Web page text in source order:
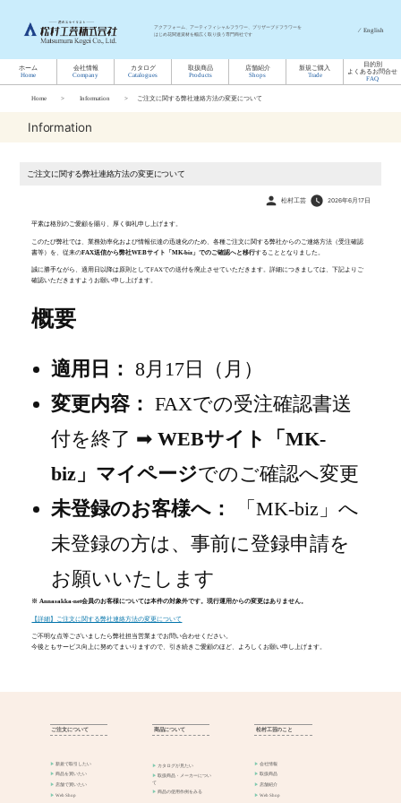
アクアフォーム、アーティフィシャルフラワー、プリザーブドフラワーを
はじめ花関連資材を幅広く取り扱う専門商社です
⁄ English
ホーム
Home
会社情報
Company
カタログ
Catalogues
取扱商品
Products
店舗紹介
Shops
新規ご購入
Trade
目的別
よくあるお問合せ
FAQ
Home Information ご注文に関する弊社連絡方法の変更について
Information
ご注文に関する弊社連絡方法の変更について
投
松村工芸 2026年6月17日
平素は格別のご愛顧を賜り、厚く御礼申し上げます。
このたび弊社では、業務効率化および情報伝達の迅速化のため、各種ご注文に関する弊社からのご連絡方法（受注確認
書等）を、従来のFAX送信から弊社WEBサイト「MK-biz」でのご確認へと移行することとなりました。
誠に勝手ながら、適用日以降は原則としてFAXでの送付を廃止させていただきます。詳細につきましては、下記よりご
確認いただきますようお願い申し上げます。
概要
適用日： 8月17日（月）
変更内容： FAXでの受注確認書送
付を終了 ➡WEBサイト「MK-
biz」マイページでのご確認へ変更
未登録のお客様へ：
「MK-biz」へ
未登録の方は、事前に登録申請を
お願いいたします
※ Annasakka-net会員のお客様については本件の対象外です。現行運用からの変更はありません。
【詳細】ご注文に関する弊社連絡方法の変更について
ご不明な点等ございましたら弊社担当営業までお問い合わせください。
今後ともサービス向上に努めてまいりますので、引き続きご愛顧のほど、よろしくお願い申し上げます。
ご注文について
新規で取引したい
商品を買いたい
店舗で買いたい
Web Shop
商品について
カタログが見たい
取扱商品・メーカーについ
て
商品の使用作例をみる
松村工芸のこと
会社情報
取扱商品
店舗紹介
Web Shop